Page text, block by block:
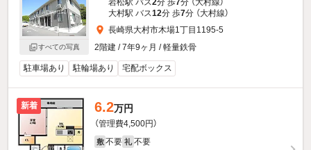
すべての写真
大村駅 バス12分 歩7分 （大村線）
長崎県大村市木場1丁目1195-5
2階建 / 7年9ヶ月 / 軽量鉄骨
駐車場あり 駐輪場あり 宅配ボックス
新着 6.2万円
（管理費4,500円）
敷 不要 礼 不要